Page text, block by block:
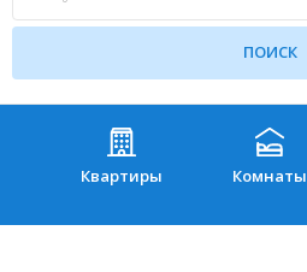
Квартиры Комнаты